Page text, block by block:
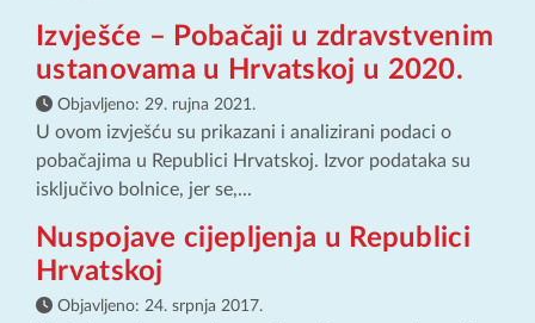
Izvješće – Pobačaji u zdravstvenim
ustanovama u Hrvatskoj u 2020.
Objavljeno: 29. rujna 2021.
U ovom izvješću su prikazani i analizirani podaci o
pobačajima u Republici Hrvatskoj. Izvor podataka su
isključivo bolnice, jer se,...
Nuspojave cijepljenja u Republici
Hrvatskoj
Objavljeno: 24. srpnja 2017.